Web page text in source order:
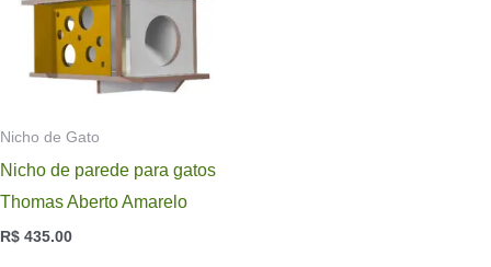
Nicho de Gato
Nicho de parede para gatos
Thomas Aberto Amarelo
R$ 435.00